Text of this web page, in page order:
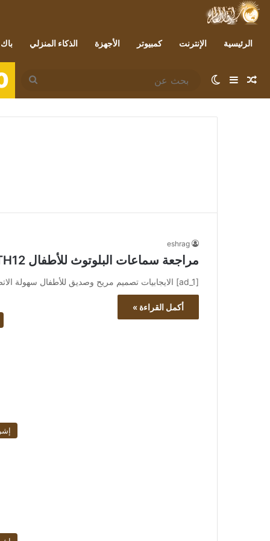
الرئيسية الإنترنت كمبيوتر الأجهزة الذكاء المنزلي
مقال عشوائي
إضافة عمود جانبي
الوضع المظلم
بحث
عن
eshrag
مراجعة سماعات البلوتوث للأطفال iClever BTH12
[ad_1] الايجابيات تصميم مريح وصديق للأطفال سهولة الاتصال عبر البلوتوث أضواء RGB مدمجة أزرار جانبية تسمح…
أكمل القراءة »